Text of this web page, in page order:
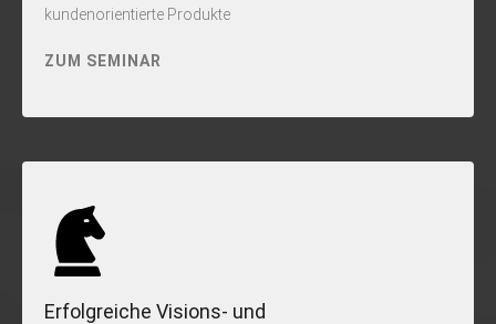
kundenorientierte Produkte
ZUM SEMINAR
Erfolgreiche Visions- und